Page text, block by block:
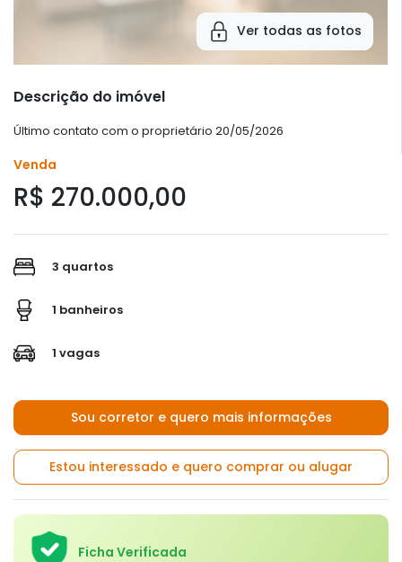
Ver todas as fotos
Descrição do imóvel
Último contato com o proprietário 20/05/2026
Venda
R$ 270.000,00
3 quartos
1 banheiros
1 vagas
Sou corretor e quero mais informações
Estou interessado e quero comprar ou alugar
Ficha Verificada